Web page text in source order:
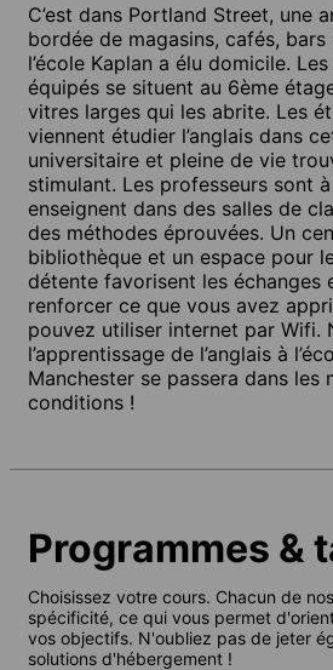
C’est dans Portland Street, une
bordée de magasins, cafés,
l’école Kaplan a élu domicile.
équipés se situent au 6ème
vitres larges qui les abrite. Les
viennent étudier l’anglais dans
universitaire et pleine de vie
stimulant. Les professeurs sont
enseignent dans des salles de
des méthodes éprouvées. Un
bibliothèque et un espace pour
détente favorisent les échanges
renforcer ce que vous avez
pouvez utiliser internet par Wifi.
l’apprentissage de l’anglais à
Manchester se passera dans les
conditions !
Programmes &
Choisissez votre cours. Chacun de
spécificité, ce qui vous permet
vos objectifs. N'oubliez pas de jeter
solutions d'hébergement !